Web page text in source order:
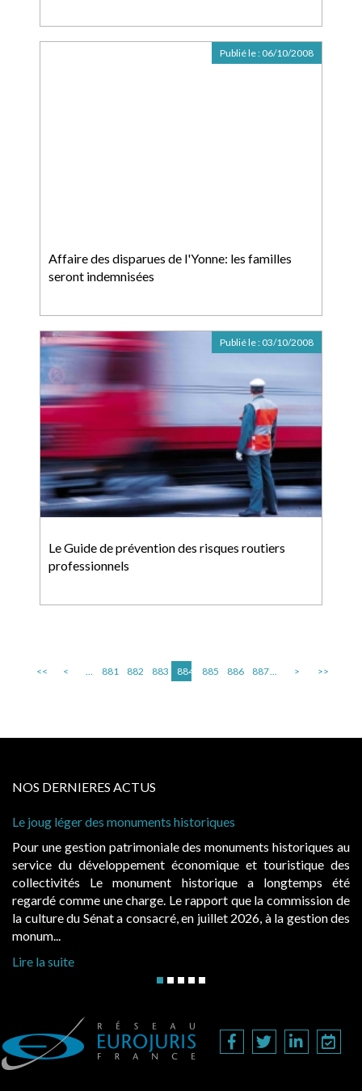
Affaire des disparues de l'Yonne: les familles
seront indemnisées
Publié le : 06/10/2008
Le Guide de prévention des risques routiers
professionnels
Publié le : 03/10/2008
<< < ... 881 882 883 884 885 886 887... > >>
NOS DERNIERES ACTUS
des monuments historiques
patrimoniale des monuments historiques au
développement économique et touristique des
Le monument historique a longtemps été
une charge. Le rapport que la commission de
Sénat a consacré, en juillet 2026, à la gestion des
Evocatrices
également
public, elles